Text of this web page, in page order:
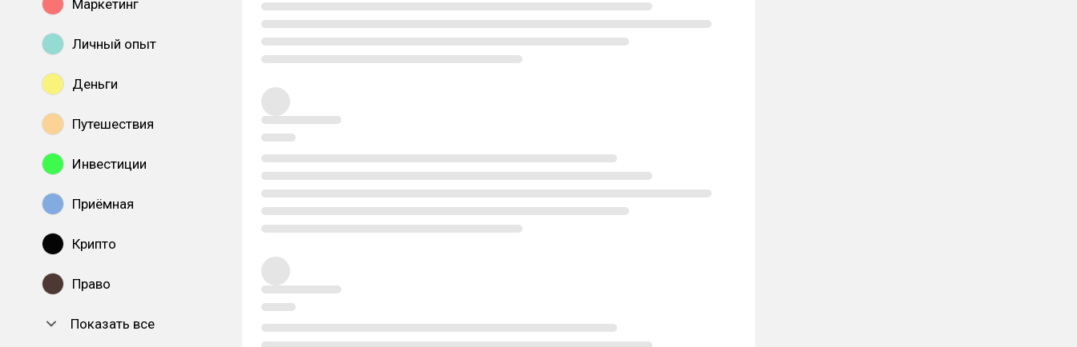
Маркетинг
Личный опыт
Деньги
Путешествия
Инвестиции
Приёмная
Крипто
Право
Показать все